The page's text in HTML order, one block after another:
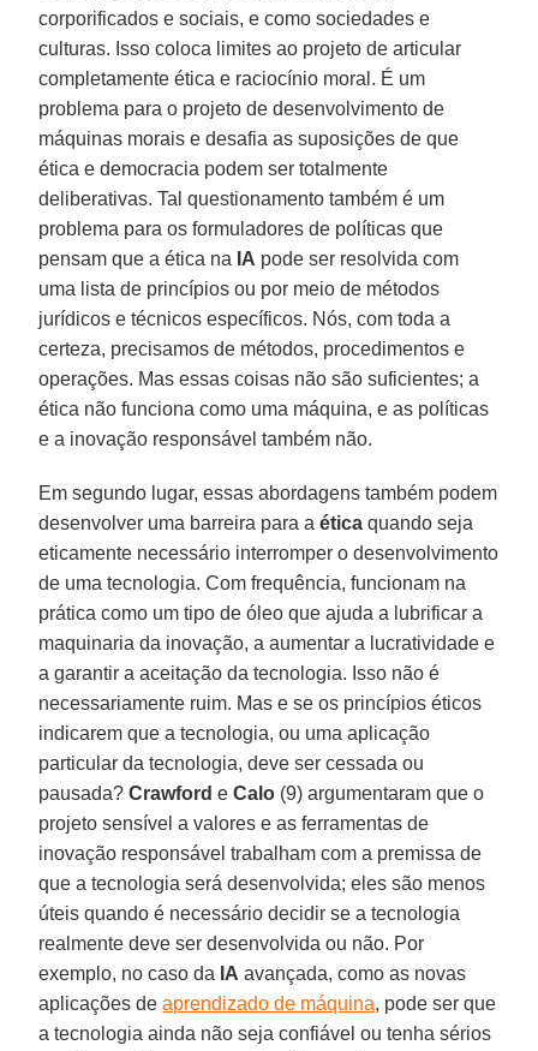
corporificados e sociais, e como sociedades e
culturas. Isso coloca limites ao projeto de articular
completamente ética e raciocínio moral. É um
problema para o projeto de desenvolvimento de
máquinas morais e desafia as suposições de que
ética e democracia podem ser totalmente
deliberativas. Tal questionamento também é um
problema para os formuladores de políticas que
pensam que a ética na IA pode ser resolvida com
uma lista de princípios ou por meio de métodos
jurídicos e técnicos específicos. Nós, com toda a
certeza, precisamos de métodos, procedimentos e
operações. Mas essas coisas não são suficientes; a
ética não funciona como uma máquina, e as políticas
e a inovação responsável também não.
Em segundo lugar, essas abordagens também podem
desenvolver uma barreira para aética quando seja
eticamente necessário interromper o desenvolvimento
de uma tecnologia. Com frequência, funcionam na
prática como um tipo de óleo que ajuda a lubrificar a
maquinaria da inovação, a aumentar a lucratividade e
a garantir a aceitação da tecnologia. Isso não é
necessariamente ruim. Mas e se os princípios éticos
indicarem que a tecnologia, ou uma aplicação
particular da tecnologia, deve ser cessada ou
pausada?Crawford eCalo (9) argumentaram que o
projeto sensível a valores e as ferramentas de
inovação responsável trabalham com a premissa de
que a tecnologia será desenvolvida; eles são menos
úteis quando é necessário decidir se a tecnologia
realmente deve ser desenvolvida ou não. Por
exemplo, no caso da IA avançada, como as novas
aplicações deaprendizado de máquina, pode ser que
a tecnologia ainda não seja confiável ou tenha sérios